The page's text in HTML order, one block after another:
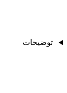
توضیحات